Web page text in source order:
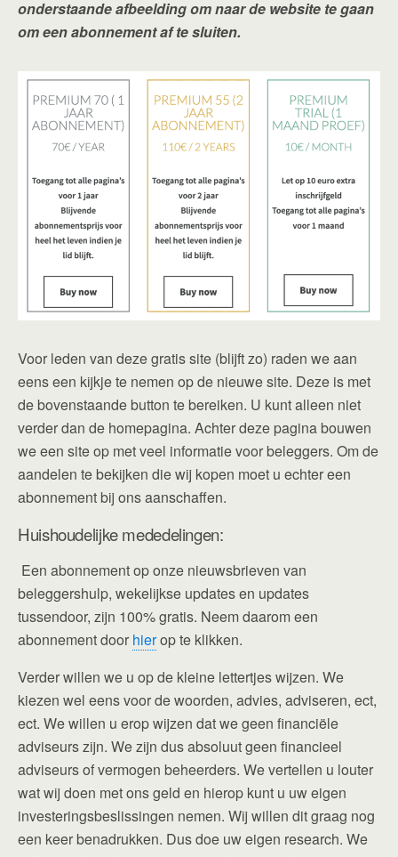
onderstaande afbeelding om naar de website te gaan
om een abonnement af te sluiten.
Voor leden van deze gratis site (blijft zo) raden we aan
eens een kijkje te nemen op de nieuwe site. Deze is met
de bovenstaande button te bereiken. U kunt alleen niet
verder dan de homepagina. Achter deze pagina bouwen
we een site op met veel informatie voor beleggers. Om de
aandelen te bekijken die wij kopen moet u echter een
abonnement bij ons aanschaffen.
Huishoudelijke mededelingen:
Een abonnement op onze nieuwsbrieven van
beleggershulp, wekelijkse updates en updates
tussendoor, zijn 100% gratis. Neem daarom een
abonnement door hierop te klikken.
Verder willen we u op de kleine lettertjes wijzen. We
kiezen wel eens voor de woorden, advies, adviseren, ect,
ect. We willen u erop wijzen dat we geen financiële
adviseurs zijn. We zijn dus absoluut geen financieel
adviseurs of vermogen beheerders. We vertellen u louter
wat wij doen met ons geld en hierop kunt u uw eigen
investeringsbeslissingen nemen. Wij willen dit graag nog
een keer benadrukken. Dus doe uw eigen research. We